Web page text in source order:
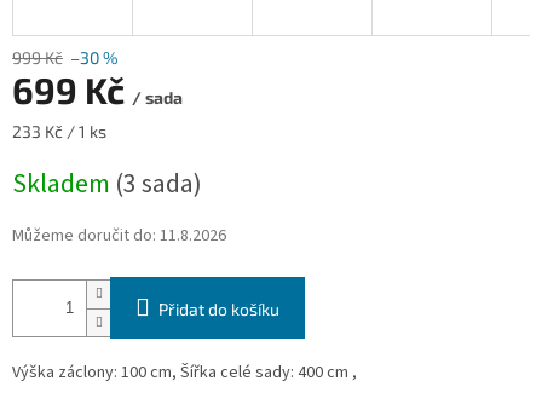
999 Kč –30 %
699 Kč / sada
Měrná
233 Kč / 1 ks
Skladem (3 sada)
Můžeme doručit do: 11.8.2026
Přidat do košíku
Výška záclony: 100 cm, Šířka celé sady: 400 cm ,